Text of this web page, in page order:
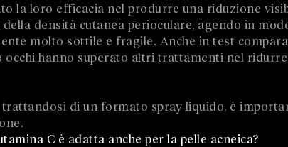
la loro efficacia nel produrre una riduzione
della densità cutanea perioculare, agendo in
molto sottile e fragile. Anche in test
occhi hanno superato altri trattamenti nel
trattandosi di un formato spray liquido, è
C è adatta anche per la pelle acneica?